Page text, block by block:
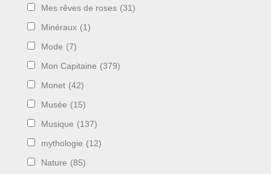
Mes rêves de roses (31)
Minéraux (1)
Mode (7)
Mon Capitaine (379)
Monet (42)
Musée (15)
Musique (137)
mythologie (12)
Nature (85)